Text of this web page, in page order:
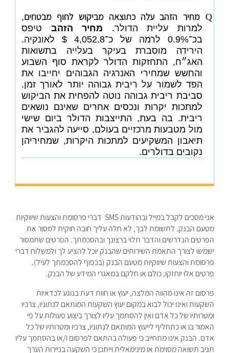
Q מחיר הזהב עלה כתוצאה מביקוש לחוף מבטחים,
למרות עליית הדולר. מחיר הזהב טיפס
בכ־0.9% לרמה של כ־4,052.8 $ לאונקיה.
הירידה מוסברת בעיקר בעלייה בתשואות
האג״ח, התחזקות הדולר לקראת סוף השבוע
והחשש שמחירי האנרגיה הגבוהים יחייבו את
הפד לשמור על ריבית גבוהה יותר לאורך זמן.
סביבת ריבית גבוהה נוטה להפחית את הביקוש
למתכות יקרות ונכסים אחרים שאינם נושאים
ריבית. בה בעת, התייצבות הדולר ביום שישי
מול מטבעות מרכזיים בעולם, סייעה להגביר את
תיאבון המשקיעים למתכות היקרות, שמחיריהן
נקובים בדולרים.
אני מסכים לקבל במייל ובהודעות SMS דברי פרסומת והצעות שיווקיות
מטעם הבנק. לתשומת לבך, לא חלה עליך חובה חוקית למסור את
הפרטים הנדרשים והדבר תלוי ברצונך ובהסכמתך. ​הפרטים שתמסור
ישמשו לצורך התאמת השירותים שהבנק יוכל להציע לך ולמשלוח דברי
פרסומת והצעות שיווקיות מטעם הבנק (בכפוף להסכמתך לעיל).
פרטים אלו יוחזקו, כולם או חלקם במאגרי המידע של הבנק.
פרסום זה אינו מהווה המלצה, יעוץ או חוות דעת בנוגע לכדאיות
השקעות ואינו יכול לבוא במקום יעוץ השקעות המותאם לנתוניו, צרכיו
ומטרותיו של כל אדם ואין להסתמך עליו לצורך ביצוע פעולות על פי
האמור בו או כתחליף לייעוץ המותאם לנתוניו, צרכיו ומטרותיו של כל
אדם. הבנק אינו מתחייב כי פעולה בהתאם לפרסום ו/או בהסתמך עליו
תניב תשואה מסוימת או מינימאלית וייתכן כי השקעה בניירות הערך